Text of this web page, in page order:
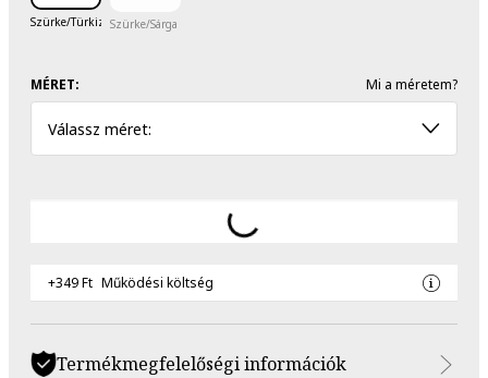
Szürke/Türkiz Szürke/Sárga
MÉRET: Mi a méretem?
Válassz méret:
+349 Ft Működési költség
Termékmegfelelőségi információk